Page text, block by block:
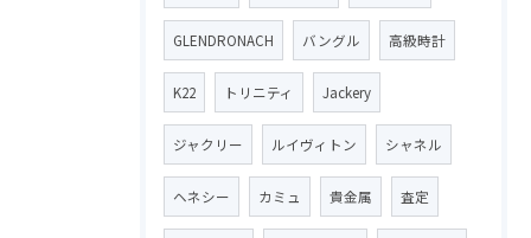
GLENDRONACH バングル 高級時計
K22 トリニティ Jackery
ジャクリー ルイヴィトン シャネル
ヘネシー カミュ 貴金属 査定